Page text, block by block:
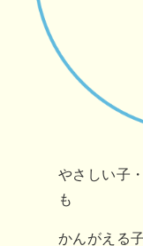
やさしい子
も
かんがえる